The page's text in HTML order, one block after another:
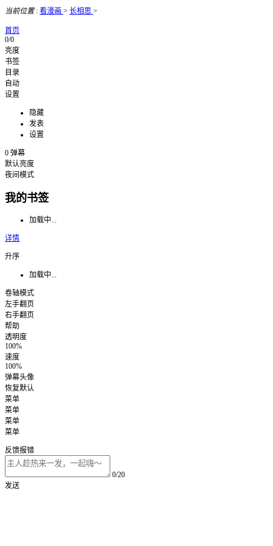
当前位置: 看漫画 > 长相思 >
首页
0/0
亮度
书签
目录
自动
设置
隐藏
发表
设置
0 弹幕
默认亮度
夜间模式
我的书签
加载中...
详情
升序
加载中...
卷轴模式
左手翻页
右手翻页
帮助
透明度
100%
速度
100%
弹幕头像
恢复默认
菜单
菜单
菜单
菜单
反馈报错
0/20
发送